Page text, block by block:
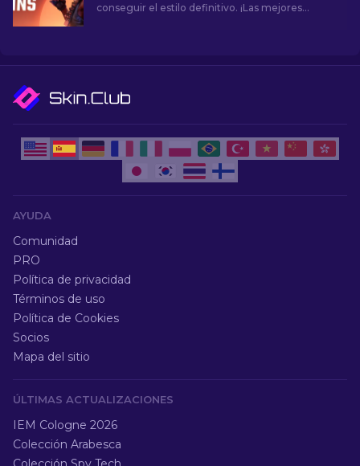
conseguir el estilo definitivo. ¡Las mejores
AYUDA
Comunidad
PRO
Política de privacidad
Términos de uso
Política de Cookies
Socios
Mapa del sitio
ÚLTIMAS ACTUALIZACIONES
IEM Cologne 2026
Colección Arabesca